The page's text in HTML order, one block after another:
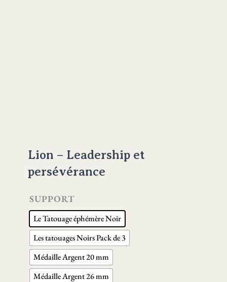
Lion – Leadership et
persévérance
SUPPORT
Le Tatouage éphémère Noir
Les tatouages Noirs Pack de 3
Médaille Argent 20 mm
Médaille Argent 26 mm